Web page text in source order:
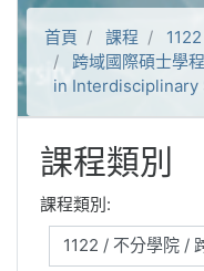
首頁 課程 1122
跨域國際碩士學
in Interdisciplinary
課程類別
課程類別: